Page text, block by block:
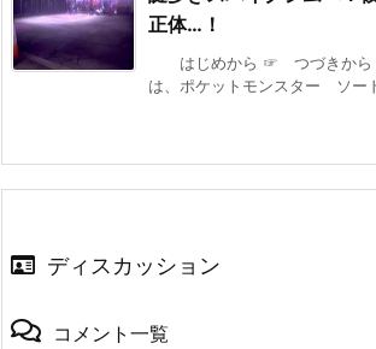
正体…！
はじめから ☞ つづきか
は、ポケットモンスター ソー
ディスカッション
コメント一覧